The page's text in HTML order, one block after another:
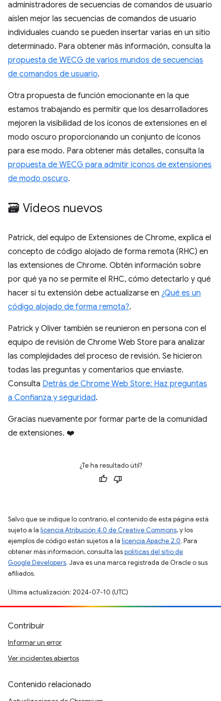
administradores de secuencias de comandos de usuario
aíslen mejor las secuencias de comandos de usuario
individuales cuando se pueden insertar varias en un sitio
determinado. Para obtener más información, consulta la
propuesta de WECG de varios mundos de secuencias
de comandos de usuario.
Otra propuesta de función emocionante en la que
estamos trabajando es permitir que los desarrolladores
mejoren la visibilidad de los íconos de extensiones en el
modo oscuro proporcionando un conjunto de íconos
para ese modo. Para obtener más detalles, consulta la
propuesta de WECG para admitir íconos de extensiones
de modo oscuro.
🗃️ Videos nuevos
Patrick, del equipo de Extensiones de Chrome, explica el
concepto de código alojado de forma remota (RHC) en
las extensiones de Chrome. Obtén información sobre
por qué ya no se permite el RHC, cómo detectarlo y qué
hacer si tu extensión debe actualizarse en ¿Qué es un
código alojado de forma remota?.
Patrick y Oliver también se reunieron en persona con el
equipo de revisión de Chrome Web Store para analizar
las complejidades del proceso de revisión. Se hicieron
todas las preguntas y comentarios que enviaste.
Consulta Detrás de Chrome Web Store: Haz preguntas
a Confianza y seguridad.
Gracias nuevamente por formar parte de la comunidad
de extensiones. ❤️
¿Te ha resultado útil?
Salvo que se indique lo contrario, el contenido de esta página está
sujeto a la licencia Atribución 4.0 de Creative Commons, y los
ejemplos de código están sujetos a la licencia Apache 2.0. Para
obtener más información, consulta laspolíticas del sitio de
Google Developers. Java es una marca registrada de Oracle o sus
afiliados.
Última actualización: 2024-07-10 (UTC)
Contribuir
Informar un error
Ver incidentes abiertos
Contenido relacionado